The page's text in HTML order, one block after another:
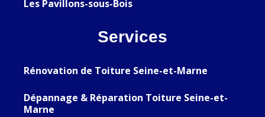
Les Pavillons-sous-Bois
Services
Rénovation de Toiture Seine-et-Marne
Dépannage & Réparation Toiture Seine-et-
Marne